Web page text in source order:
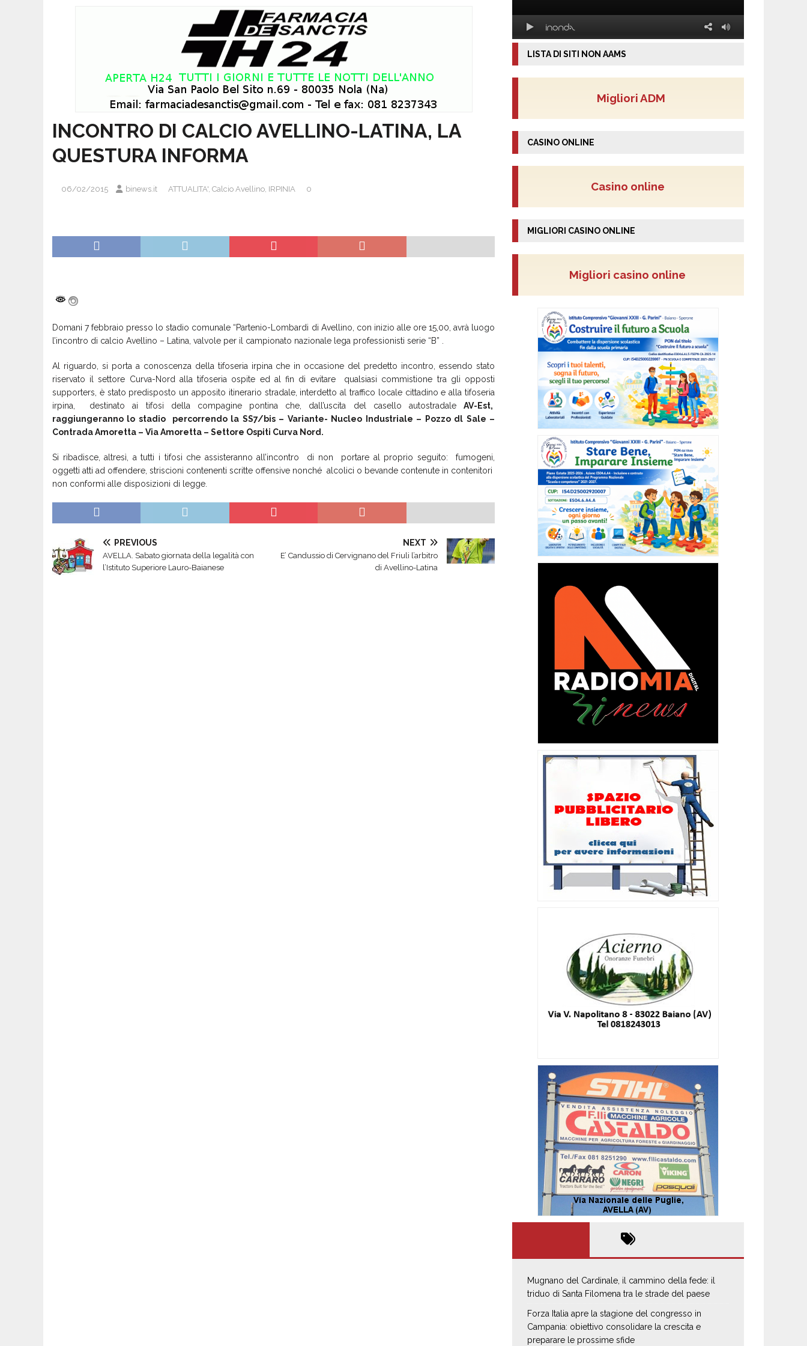
INCONTRO DI CALCIO AVELLINO-LATINA, LA
QUESTURA INFORMA
06/02/2015 binews.it ATTUALITA', Calcio Avellino, IRPINIA 0
Domani 7 febbraio presso lo stadio comunale “Partenio-Lombardi di Avellino, con inizio alle ore 15,00, avrà luogo
l’incontro di calcio Avellino – Latina, valvole per il campionato nazionale lega professionisti serie “B” .
Al riguardo, si porta a conoscenza della tifoseria irpina che in occasione del predetto incontro, essendo stato
riservato il settore Curva-Nord alla tifoseria ospite ed al fin di evitare qualsiasi commistione tra gli opposti
supporters, è stato predisposto un apposito itinerario stradale, interdetto al traffico locale cittadino e alla tifoseria
irpina, destinato ai tifosi della compagine pontina che, dall’uscita del casello autostradaleAV-Est,
raggiungeranno lo stadio percorrendo la SS7/bis – Variante- Nucleo Industriale – Pozzo dl Sale –
Contrada Amoretta – Via Amoretta – Settore Ospiti Curva Nord.
Si ribadisce, altresì, a tutti i tifosi che assisteranno all’incontro di non portare al proprio seguito: fumogeni,
oggetti atti ad offendere, striscioni contenenti scritte offensive nonché alcolici o bevande contenute in contenitori
non conformi alle disposizioni di legge.
PREVIOUS
AVELLA. Sabato giornata della legalità con
l’Istituto Superiore Lauro-Baianese
NEXT
E’ Candussio di Cervignano del Friuli l’arbitro
di Avellino-Latina
LISTA DI SITI NON AAMS
Migliori ADM
CASINO ONLINE
Casino online
MIGLIORI CASINO ONLINE
Migliori casino online
Mugnano del Cardinale, il cammino della fede: il
triduo di Santa Filomena tra le strade del paese
Forza Italia apre la stagione del congresso in
Campania: obiettivo consolidare la crescita e
preparare le prossime sfide